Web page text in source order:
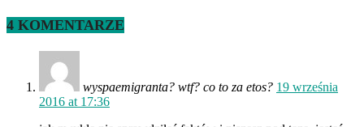
4 KOMENTARZE
wyspaemigranta? wtf? co to za etos? 19 września
2016 at 17:36